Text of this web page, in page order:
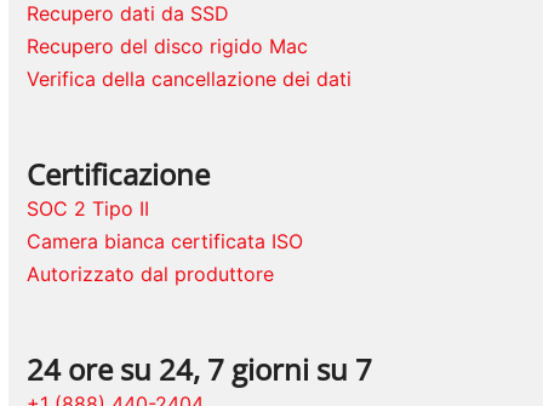
Recupero dati da SSD
Recupero del disco rigido Mac
Verifica della cancellazione dei dati
Certificazione
SOC 2 Tipo II
Camera bianca certificata ISO
Autorizzato dal produttore
24 ore su 24, 7 giorni su 7